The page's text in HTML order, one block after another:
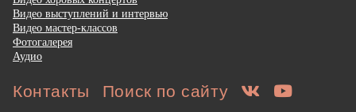
Видео выступлений и интервью
Видео мастер-классов
Фотогалерея
Аудио
Контакты Поиск по сайту